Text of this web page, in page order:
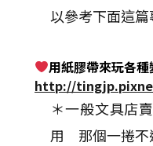
以參考下面這
用紙膠帶來玩各種
http://
＊一般文具店
用 那個一捲不